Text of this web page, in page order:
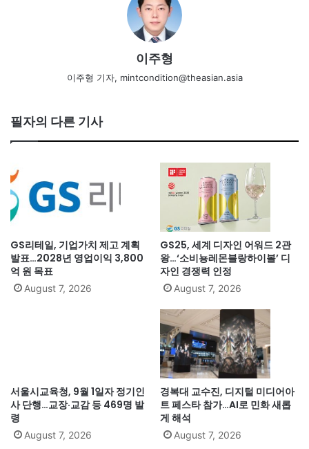
이주형
이주형 기자, mintcondition@theasian.asia
필자의 다른 기사
GS리테일, 기업가치 제고 계획
발표…2028년 영업이익 3,800
억 원 목표
August 7, 2026
GS25, 세계 디자인 어워드 2관
왕…‘소비뇽레몬블랑하이볼’ 디
자인 경쟁력 인정
August 7, 2026
서울시교육청, 9월 1일자 정기인
사 단행…교장·교감 등 469명 발
령
August 7, 2026
경복대 교수진, 디지털 미디어아
트 페스타 참가…AI로 민화 새롭
게 해석
August 7, 2026